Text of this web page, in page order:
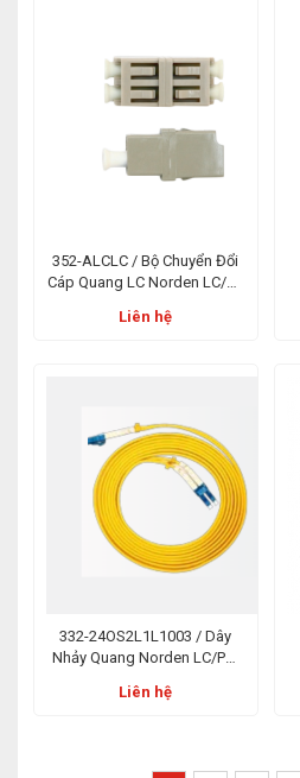
352-ALCLC / Bộ Chuyển Đổi
Cáp Quang LC Norden LC/PC
Liên hệ
332-24OS2L1L1003 / Dây
Nhảy Quang Norden LC/PC-
Liên hệ